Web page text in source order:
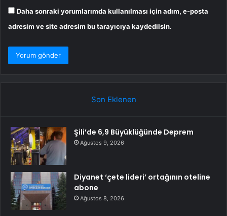
Daha sonraki yorumlarımda kullanılması için adım, e-posta
adresim ve site adresim bu tarayıcıya kaydedilsin.
Son Eklenen
Şili’de 6,9 Büyüklüğünde Deprem
Ağustos 9, 2026
Diyanet ‘çete lideri’ ortağının oteline
abone
Ağustos 8, 2026